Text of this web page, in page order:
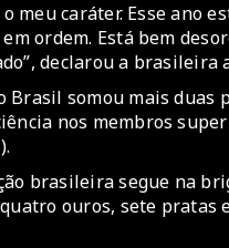
meu caráter. Esse ano
em ordem. Está bem
declarou a brasileira
Brasil somou mais
nos membros
brasileira segue na
ouros, sete pratas